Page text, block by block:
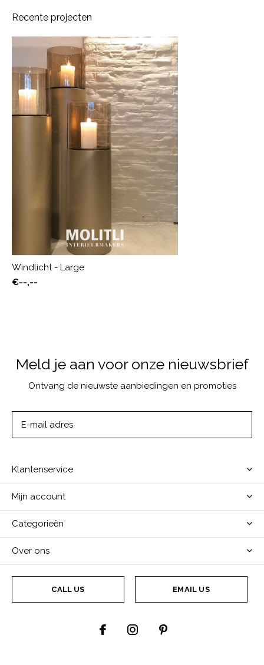
Recente projecten
Windlicht - Large
€--,--
Meld je aan voor onze nieuwsbrief
Ontvang de nieuwste aanbiedingen en promoties
Klantenservice
Mijn account
Categorieën
Over ons
CALL US EMAIL US